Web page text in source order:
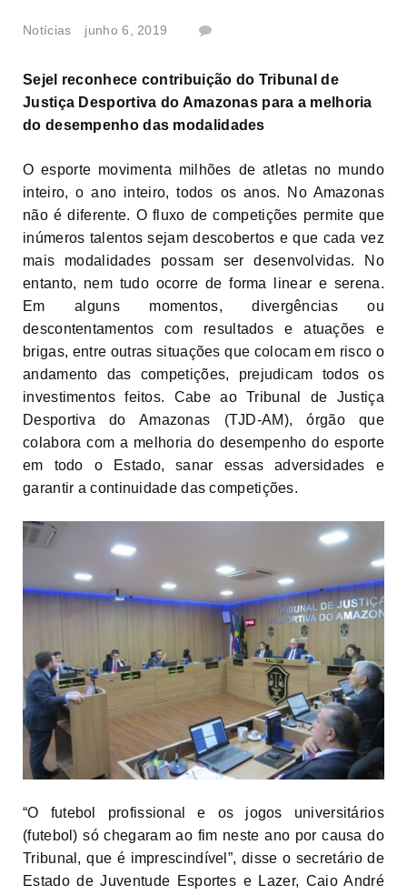
Notícias junho 6, 2019
Sejel reconhece contribuição do Tribunal de
Justiça Desportiva do Amazonas para a melhoria
do desempenho das modalidades
O esporte movimenta milhões de atletas no mundo
inteiro, o ano inteiro, todos os anos. No Amazonas
não é diferente. O fluxo de competições permite que
inúmeros talentos sejam descobertos e que cada vez
mais modalidades possam ser desenvolvidas. No
entanto, nem tudo ocorre de forma linear e serena.
Em alguns momentos, divergências ou
descontentamentos com resultados e atuações e
brigas, entre outras situações que colocam em risco o
andamento das competições, prejudicam todos os
investimentos feitos. Cabe ao Tribunal de Justiça
Desportiva do Amazonas (TJD-AM), órgão que
colabora com a melhoria do desempenho do esporte
em todo o Estado, sanar essas adversidades e
garantir a continuidade das competições.
“O futebol profissional e os jogos universitários
(futebol) só chegaram ao fim neste ano por causa do
Tribunal, que é imprescindível”, disse o secretário de
Estado de Juventude Esportes e Lazer, Caio André